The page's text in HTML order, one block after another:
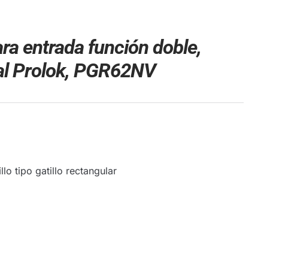
entrada función doble,
Prolok, PGR62NV
tipo gatillo rectangular